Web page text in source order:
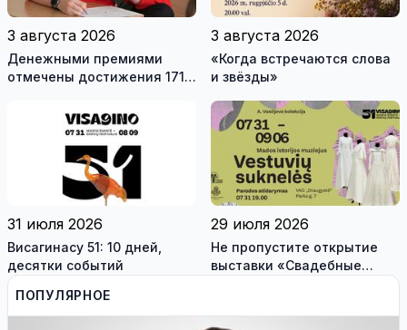
3 августа 2026
Денежными премиями
отмечены достижения 171
трех педагогов
3 августа 2026
«Когда встречаются слова
и звёзды»
31 июля 2026
Висагинасу 51: 10 дней,
десятки событий
29 июля 2026
Не пропустите открытие
выставки «Свадебные
платья» и лекцию историка
Васильева!
ПОПУЛЯРНОЕ